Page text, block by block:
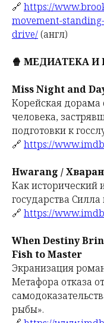
🔗 https://
movement-
drive/ (англ)
🍿 МЕДИАТЕКА И
Miss Night and
Корейская дорама
человека,
подготовки к
🔗 https://
Hwarang / Хваран
Как исторический
государства
🔗 https://
When Destiny
Fish to Master
Экранизация
Метафора отказа
рыбы».